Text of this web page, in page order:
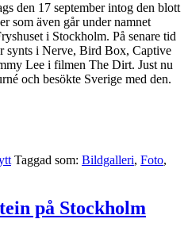
den 17 september intog den blott
som även går under namnet
i Stockholm. På senare tid
synts i Nerve, Bird Box, Captive
Lee i filmen The Dirt. Just nu
och besökte Sverige med den.
Taggad som: Bildgalleri, Foto,
på Stockholm